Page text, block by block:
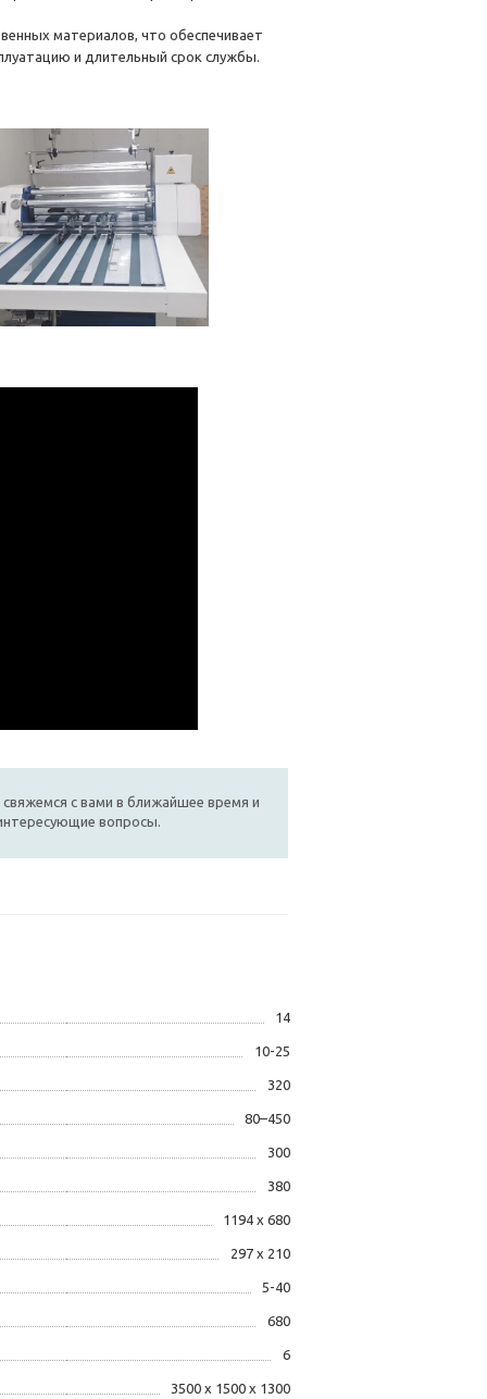
материалов, что обеспечивает
и длительный срок службы.
с вами в ближайшее время и
вопросы.
14
10-25
320
80–450
300
380
1194 х 680
297 х 210
5-40
680
6
3500 х 1500 х 1300